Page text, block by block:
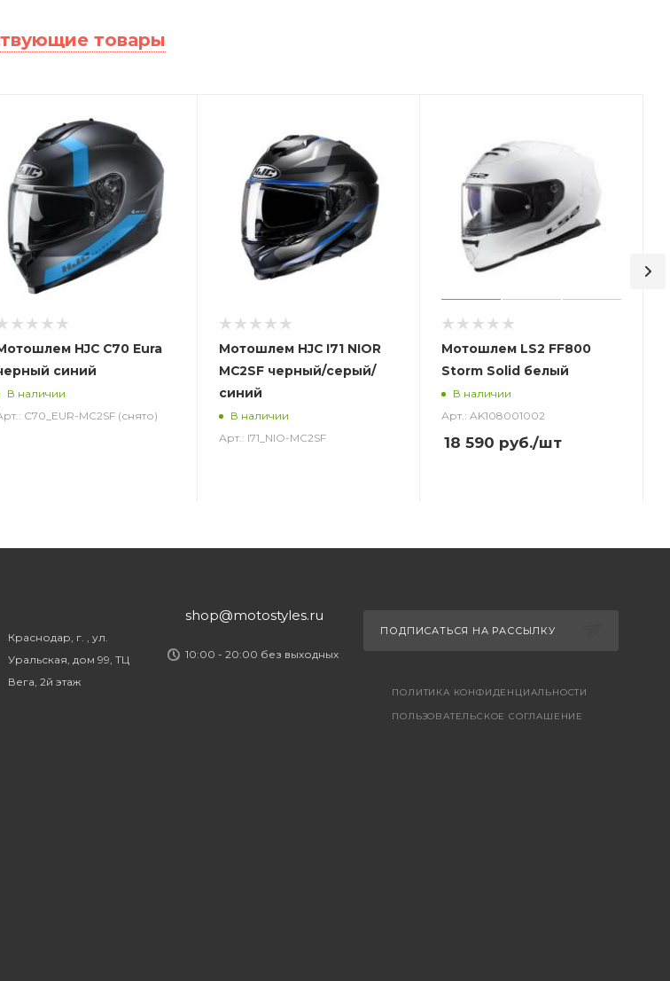
товары
HJC C70 Eura
синий
В наличии
C70_EUR-MC2SF (снято)
Мотошлем HJC I71 NIOR
MC2SF черный/серый/
синий
В наличии
Арт.: I71_NIO-MC2SF
Мотошлем LS2 FF800
Storm Solid белый
В наличии
Арт.: AK108001002
18 590 руб./шт
Краснодар, г. , ул.
Уральская, дом 99, ТЦ
Вега, 2й этаж
shop@motostyles.ru
10:00 - 20:00 без выходных
ПОДПИСАТЬСЯ НА РАССЫЛКУ
ПОЛИТИКА КОНФИДЕНЦИАЛЬНОСТИ
ПОЛЬЗОВАТЕЛЬСКОЕ СОГЛАШЕНИЕ